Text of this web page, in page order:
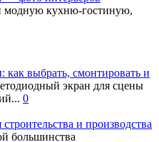
модную кухню-гостиную,
выбрать, смонтировать и
экран для сцены
0
и производства
большинства